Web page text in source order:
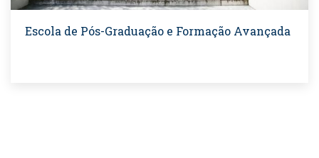
Escola de Pós-Graduação e Formação Avançada